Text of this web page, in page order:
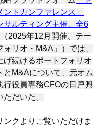
ントカンファレンス」
サルティング主催、全6
2025年12月開催、テー
ォリオ・M&A」）では、
げ続けるポートフォリオ
とM&Aについて、元オム
行役員専務CFOの日戸興
だいた。
ンクよりご覧いただけま